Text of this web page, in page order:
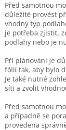
Před samotnou
důležité provést
vhodný typ
je potřeba zjistit,
podlahy nebo je
Při plánování je
fólií tak, aby bylo
Je také nutné
síti a zvolit
Před samotnou
a případně se
provedena